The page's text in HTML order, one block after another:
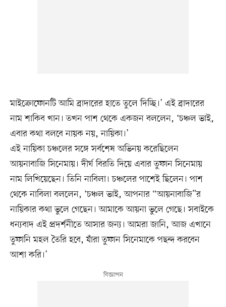
মাইক্রোফোনটি আমি ব্রাদারের হাতে তুলে দিচ্ছি।’ এই ব্রাদারের
নাম শাকিব খান। তখন পাশ থেকে একজন বললেন, ‘চঞ্চল ভাই,
এবার কথা বলবে নায়ক নয়, নায়িকা।’
এই নায়িকা চঞ্চলের সঙ্গে সর্বশেষ অভিনয় করেছিলেন
আয়নাবাজি সিনেমায়। দীর্ঘ বিরতি দিয়ে এবার তুফান সিনেমায়
নাম লিখিয়েছেন। তিনি নাবিলা। চঞ্চলের পাশেই ছিলেন। পাশ
থেকে নাবিলা বললেন, ‘চঞ্চল ভাই, আপনার “আয়নাবাজি”র
নায়িকার কথা ভুলে গেছেন। আমাকে আয়না ভুলে গেছে। সবাইকে
ধন্যবাদ এই প্রদর্শনীতে আসার জন্য। আমরা জানি, আজ এখানে
তুফানি মহল তৈরি হবে, যাঁরা তুফান সিনেমাকে পছন্দ করবেন
আশা করি।’